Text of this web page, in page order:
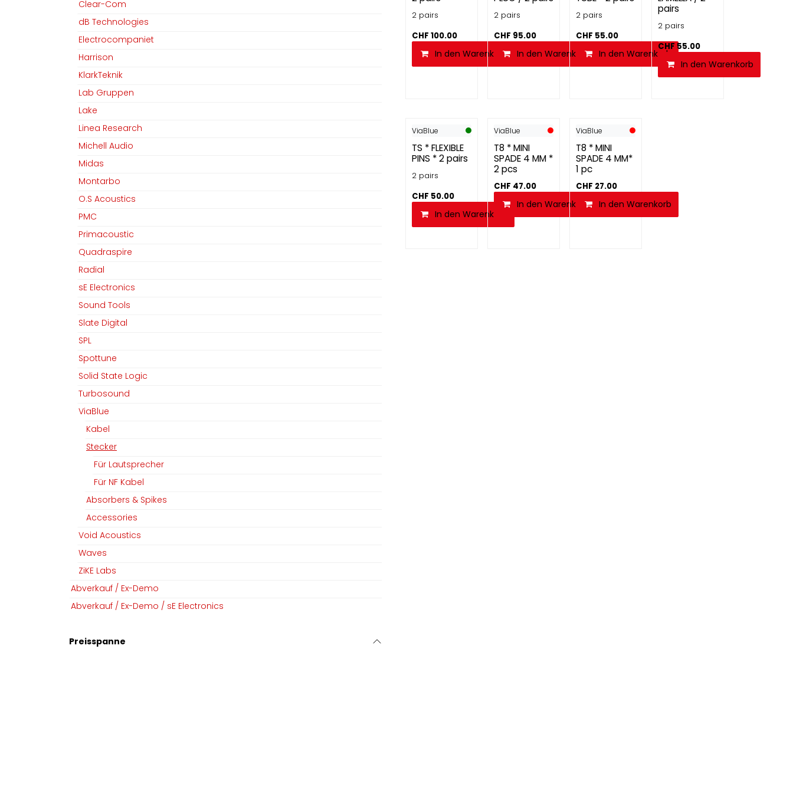
Clear-Com
dB Technologies
Electrocompaniet
Harrison
KlarkTeknik
Lab Gruppen
Lake
Linea Research
Michell Audio
Midas
Montarbo
O.S Acoustics
PMC
Primacoustic
Quadraspire
Radial
sE Electronics
Sound Tools
Slate Digital
SPL
Spottune
Solid State Logic
Turbosound
ViaBlue
Kabel
Stecker
Für Lautsprecher
Für NF Kabel
Absorbers & Spikes
Accessories
Void Acoustics
Waves
ZiKE Labs
Abverkauf / Ex-Demo
Abverkauf / Ex-Demo / sE Electronics
Preisspanne
2 pairs
CHF 100.00
In den Warenkorb
2 pairs
CHF 95.00
In den Warenkorb
2 pairs
CHF 55.00
In den Warenkorb
pairs
2 pairs
CHF 55.00
In den Warenkorb
ViaBlue
TS * FLEXIBLE
PINS * 2 pairs
2 pairs
CHF 50.00
In den Warenkorb
ViaBlue
T8 * MINI
SPADE 4 MM *
2 pcs
CHF 47.00
In den Warenkorb
ViaBlue
T8 * MINI
SPADE 4 MM*
1 pc
CHF 27.00
In den Warenkorb
MGM Audio AG
Home
Team
Datenschutz
AGB​​
Impressum
Copyright © MGM Audio AG